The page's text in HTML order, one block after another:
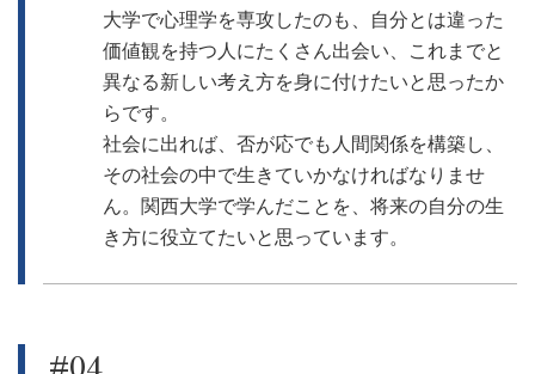
大学で心理学を専攻したのも、自分とは違った
価値観を持つ人にたくさん出会い、これまでと
異なる新しい考え方を身に付けたいと思ったか
らです。
社会に出れば、否が応でも人間関係を構築し、
その社会の中で生きていかなければなりませ
ん。関西大学で学んだことを、将来の自分の生
き方に役立てたいと思っています。
#04